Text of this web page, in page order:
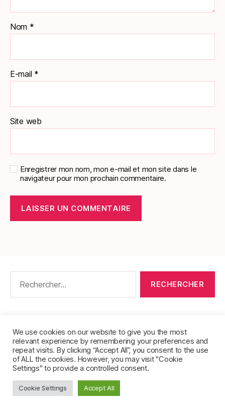
Nom *
E-mail *
Site web
Enregistrer mon nom, mon e-mail et mon site dans le
navigateur pour mon prochain commentaire.
À PROPOS•MENTIONS LÉGALES•
POLITIQUE DE CONFIDENTIALITÉ
© 2026 FichesVocabulaire.com
We use cookies on our website to give you the most
relevant experience by remembering your preferences and
repeat visits. By clicking “Accept All”, you consent to the use
of ALL the cookies. However, you may visit "Cookie
Settings" to provide a controlled consent.
Cookie Settings Accept All